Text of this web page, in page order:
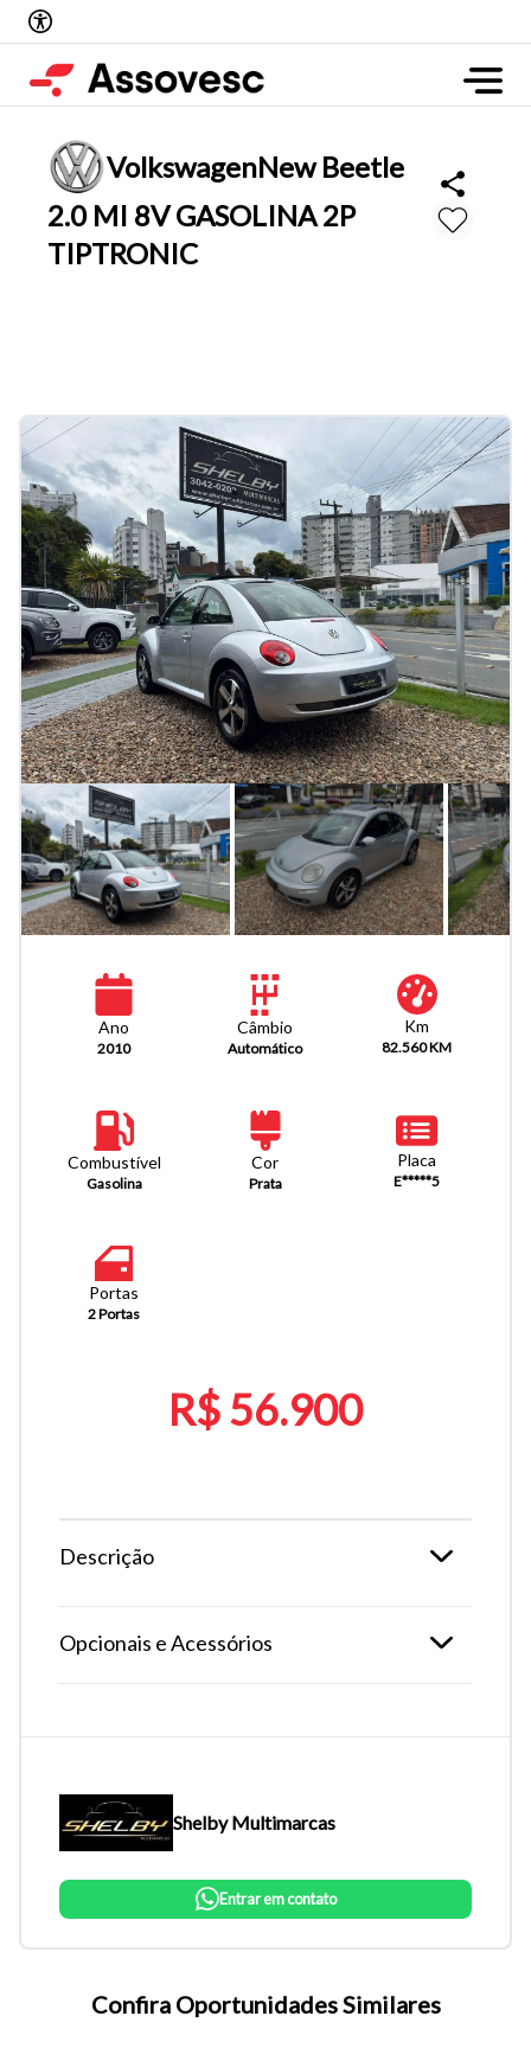
VolkswagenNew Beetle
2.0 MI 8V GASOLINA 2P
TIPTRONIC
Ano
2010
Câmbio
Automático
Km
82.560 KM
Combustível
Gasolina
Cor
Prata
Placa
E*****5
Portas
2 Portas
R$ 56.900
Descrição
Opcionais e Acessórios
Shelby Multimarcas
Entrar em contato
Confira Oportunidades Similares